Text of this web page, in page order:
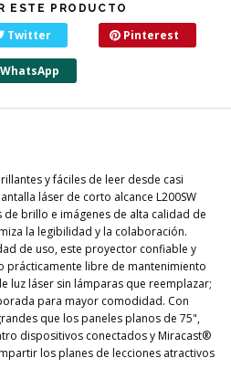
ESTE PRODUCTO
Twitter Pinterest
WhatsApp
y fáciles de leer desde casi
láser de corto alcance L200SW
de brillo e imágenes de alta calidad de
la legibilidad y la colaboración.
de uso, este proyector confiable y
libre de mantenimiento
luz láser sin lámparas que reemplazar;
para mayor comodidad. Con
que los paneles planos de 75",
dispositivos conectados y Miracast®
los planes de lecciones atractivos